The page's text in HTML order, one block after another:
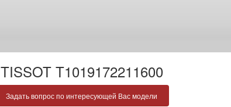
TISSOT T1019172211600
Задать вопрос по интересующей Вас модели